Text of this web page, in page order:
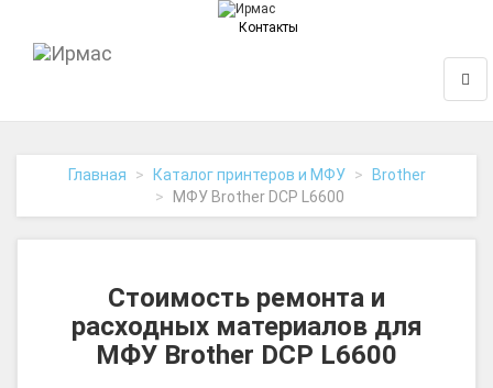
Контакты
Главная Каталог принтеров и МФУ
Brother
МФУ Brother DCP L6600
Стоимость ремонта и
расходных материалов для
МФУ Brother DCP L6600